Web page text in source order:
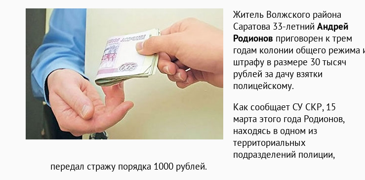
Житель Волжского района
Саратова 33-летний Андрей
Родионов приговорен к трем
годам колонии общего режима
штрафу в размере 30 тысяч
рублей за дачу взятки
полицейскому.
Как сообщает СУ СКР, 15
марта этого года Родионов,
находясь в одном из
территориальных
подразделений полиции,
передал стражу порядка 1000 рублей.